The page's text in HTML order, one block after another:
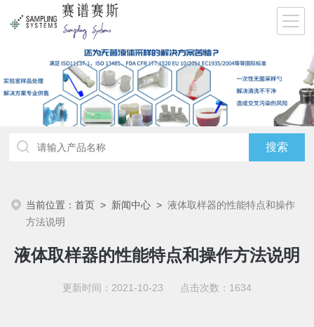
当前位置：首页 > 新闻中心 >液体取样器的性能特点和操作
方法说明
液体取样器的性能特点和操作方法说明
更新时间：2021-10-23 点击次数：1634